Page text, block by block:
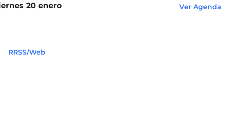
20 enero
RRSS/Web
Ver Agenda